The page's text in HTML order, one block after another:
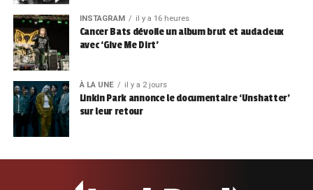
INSTAGRAM il y a 16 heures
Cancer Bats dévoile un album brut et audacieux
avec ‘Give Me Dirt’
À LA UNE il y a 2 jours
Linkin Park annonce le documentaire ‘Unshatter’
sur leur retour